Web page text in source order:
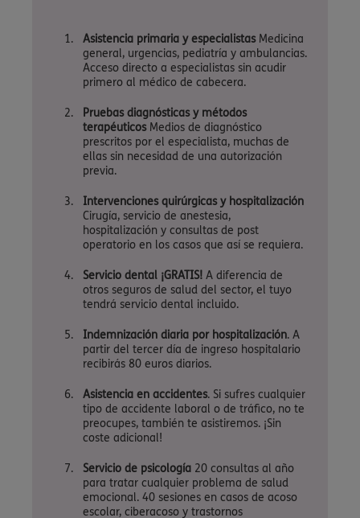
Asistencia primaria y especialistasMedicina
general, urgencias, pediatría y ambulancias.
Acceso directo a especialistas sin acudir
primero al médico de cabecera.
Pruebas diagnósticas y métodos
terapéuticosMedios de diagnóstico
prescritos por el especialista, muchas de
ellas sin necesidad de una autorización
previa.
Intervenciones quirúrgicas y hospitalización
Cirugía, servicio de anestesia,
hospitalización y consultas de post
operatorio en los casos que así se requiera.
Servicio dental ¡GRATIS! A diferencia de
otros seguros de salud del sector, el tuyo
tendrá servicio dental incluido.
Indemnización diaria por hospitalización. A
partir del tercer día de ingreso hospitalario
recibirás 80 euros diarios.
Asistencia en accidentes. Si sufres cualquier
tipo de accidente laboral o de tráfico, no te
preocupes, también te asistiremos. ¡Sin
coste adicional!
Servicio de psicología 20 consultas al año
para tratar cualquier problema de salud
emocional. 40 sesiones en casos de acoso
escolar, ciberacoso y trastornos